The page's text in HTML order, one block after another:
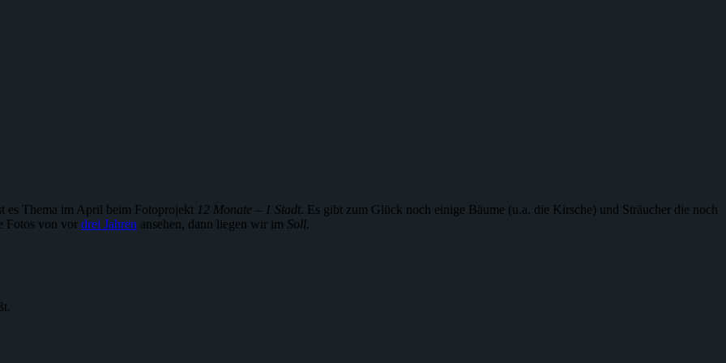
es Thema im April beim Fotoprojekt 12 Monate – 1 Stadt. Es gibt zum Glück noch einige Bäume (u.a. die Kirsche) und Sträucher die noch
Fotos von vor drei Jahren ansehen, dann liegen wir im Soll.